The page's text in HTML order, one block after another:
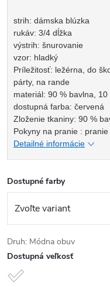
strih: dámska blúzka
rukáv: 3/4 dĺžka
výstrih: šnurovanie
vzor: hladký
Príležitosť: ležérna, do
párty, na rande
materiál: 90 % bavlna, 10
dostupná farba: červená
Zloženie tkaniny: 90 %
Pokyny na pranie :
Detailné informácie
Dostupné farby
Druh: Módna obuv
Dostupná veľkosť